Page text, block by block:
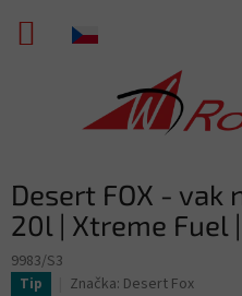
obsah
NÁKUPNÍ
Desert FOX - vak
20l | Xtreme Fuel
9983/S3
Tip Značka: Desert Fox